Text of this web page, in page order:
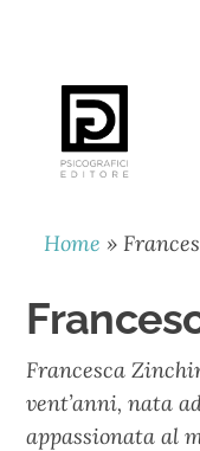
PSICOGRAFICI
EDITORE
Home »
Francesca
vent’anni, nata
appassionata al